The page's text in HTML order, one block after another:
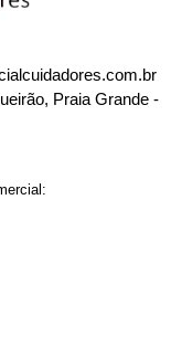
Praia Grande -